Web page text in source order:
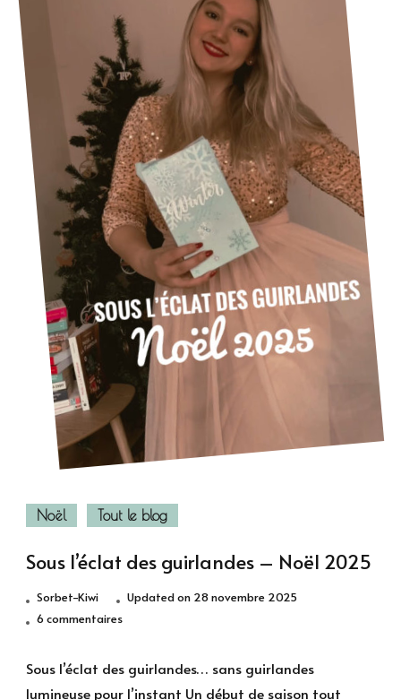
Noël Tout le blog
Sous l’éclat des guirlandes – Noël 2025
Sorbet-Kiwi Updated on 28 novembre 2025
6 commentairessur
l’éclat
des
Sous l’éclat des guirlandes… sans guirlandes
lumineuse pour l’instant Un début de saison tout